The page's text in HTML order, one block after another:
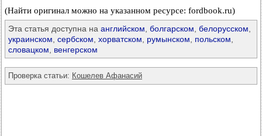
(Найти оригинал можно на указанном ресурсе: fordbook.ru)
Эта статья доступна на английском болгарском белорусском
украинском сербском хорватском румынском польском
словацком
венгерском
Проверка статьи: Кошелев Афанасий